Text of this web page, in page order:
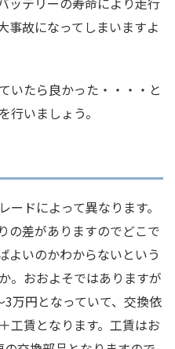
事故になってしまいますよ
いたら良かった・・・・と
行いましょう。
ドによって異なります。
の差がありますのでどこで
よいのかわからないという
。おおよそではありますが
万円となっていて、交換依
工賃となります。工賃はお